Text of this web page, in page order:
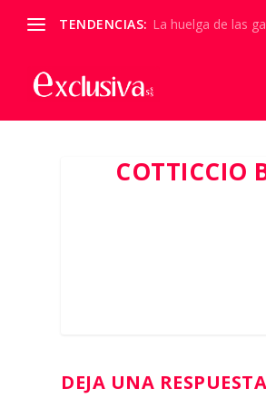
TENDENCIAS: La huelga de las
COTTICCIO
DEJA UNA RESPUESTA